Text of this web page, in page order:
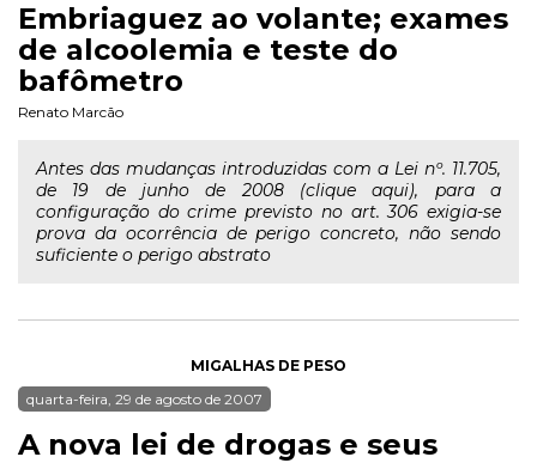
Embriaguez ao volante; exames
de alcoolemia e teste do
bafômetro
Renato Marcão
Antes das mudanças introduzidas com a Lei nº. 11.705,
de 19 de junho de 2008 (clique aqui), para a
configuração do crime previsto no art. 306 exigia-se
prova da ocorrência de perigo concreto, não sendo
suficiente o perigo abstrato
MIGALHAS DE PESO
quarta-feira, 29 de agosto de 2007
A nova lei de drogas e seus